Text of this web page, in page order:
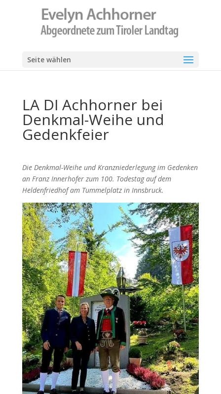
Seite wählen
LA DI Achhorner bei
Denkmal-Weihe und
Gedenkfeier
Die Denkmal-Weihe und Kranzniederlegung im Gedenken
an Franz Innerhofer zum 100. Todestag auf dem
Heldenfriedhof am Tummelplatz in Innsbruck.